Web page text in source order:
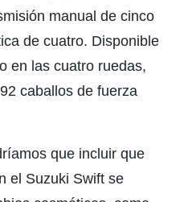
manual de cinco
de cuatro. Disponible
en las cuatro ruedas,
caballos de fuerza
que incluir que
el Suzuki Swift se